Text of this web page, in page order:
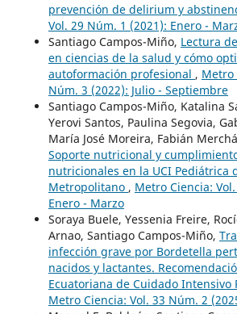
prevención de delirium y
Vol. 29 Núm. 1 (2021): Enero -
Santiago Campos-Miño, Lectura
en ciencias de la salud y cómo
autoformación profesional , Metro
Núm. 3 (2022): Julio - Septiembre
Santiago Campos-Miño, Katalina
Yerovi Santos, Paulina Segovia,
María José Moreira, Fabián
Soporte nutricional y
nutricionales en la UCI Pediátrica
Metropolitano , Metro Ciencia:
Enero - Marzo
Soraya Buele, Yessenia Freire,
Arnao, Santiago Campos-Miño,
infección grave por Bordetella
nacidos y lactantes.
Ecuatoriana de Cuidado Intensivo
Metro Ciencia: Vol. 33 Núm. 2